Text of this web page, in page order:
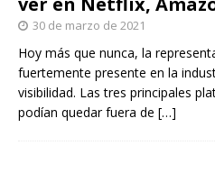
30 de marzo de 2021
Hoy más que nunca, la
fuertemente presente en la
visibilidad. Las tres principales
podían quedar fuera de […]